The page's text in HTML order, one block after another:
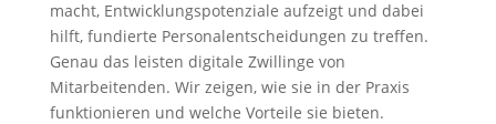
macht, Entwicklungspotenziale aufzeigt und dabei
hilft, fundierte Personalentscheidungen zu treffen.
Genau das leisten digitale Zwillinge von
Mitarbeitenden. Wir zeigen, wie sie in der Praxis
funktionieren und welche Vorteile sie bieten.